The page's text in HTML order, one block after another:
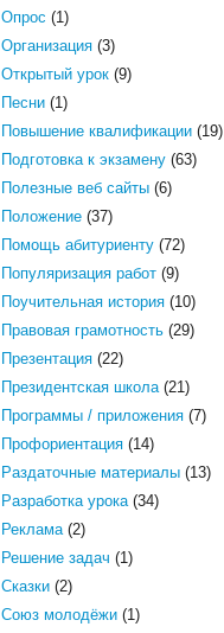
Опрос (1)
Организация(3)
Открытый урок(9)
Песни(1)
Повышение квалификации(19)
Подготовка к экзамену(63)
Полезные веб сайты(6)
Положение(37)
Помощь абитуриенту(72)
Популяризация работ(9)
Поучительная история(10)
Правовая грамотность(29)
Презентация(22)
Президентская школа(21)
Программы / приложения(7)
Профориентация(14)
Раздаточные материалы(13)
Разработка урока(34)
Реклама(2)
Решение задач (1)
Сказки(2)
Союз молодёжи(1)